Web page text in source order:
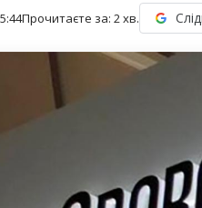
Прочитаєте за: 2хв.